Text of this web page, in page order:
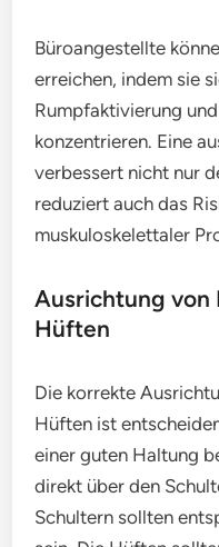
Büroangestellte
erreichen, indem sie
Rumpfaktivierung
konzentrieren. Eine
verbessert nicht nur
reduziert auch das
muskuloskelettaler
Ausrichtung von
Hüften
Die korrekte
Hüften ist
einer guten Haltung
direkt über den
Schultern sollten